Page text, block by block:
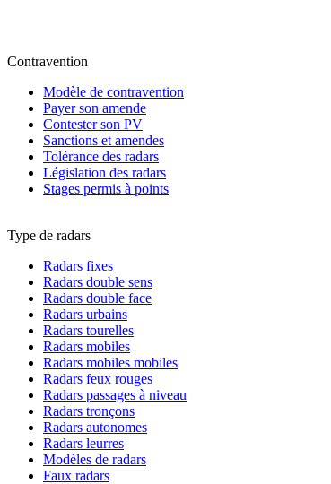
Contravention
Modèle de contravention
Payer son amende
Contester son PV
Sanctions et amendes
Tolérance des radars
Législation des radars
Stages permis à points
Type de radars
Radars fixes
Radars double sens
Radars double face
Radars urbains
Radars tourelles
Radars mobiles
Radars mobiles mobiles
Radars feux rouges
Radars passages à niveau
Radars tronçons
Radars autonomes
Radars leurres
Modèles de radars
Faux radars